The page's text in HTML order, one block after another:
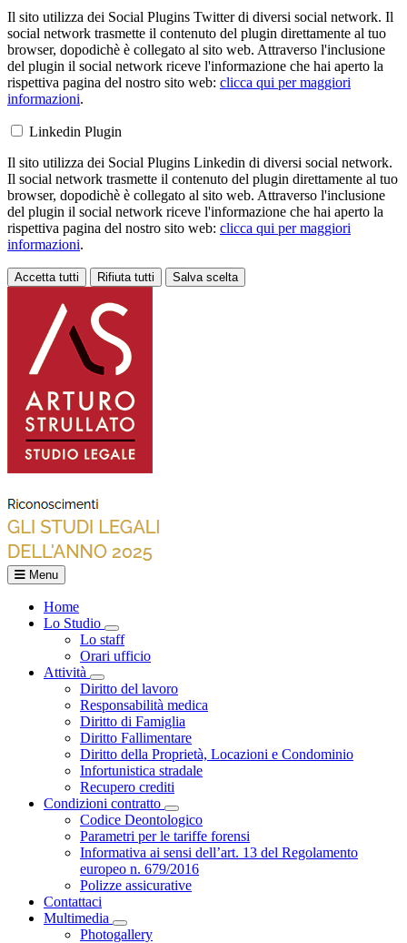
Il sito utilizza dei Social Plugins Twitter di diversi social network. Il
social network trasmette il contenuto del plugin direttamente al tuo
browser, dopodichè è collegato al sito web. Attraverso l'inclusione
del plugin il social network riceve l'informazione che hai aperto la
rispettiva pagina del nostro sito web: clicca qui per maggiori
informazioni.
Linkedin Plugin
Il sito utilizza dei Social Plugins Linkedin di diversi social network.
Il social network trasmette il contenuto del plugin direttamente al tuo
browser, dopodichè è collegato al sito web. Attraverso l'inclusione
del plugin il social network riceve l'informazione che hai aperto la
rispettiva pagina del nostro sito web: clicca qui per maggiori
informazioni.
Accetta tutti Rifiuta tutti Salva scelta
Menu
Home
Lo Studio
Toggle Dropdown
Lo staff
Orari ufficio
Attività
Toggle Dropdown
Diritto del lavoro
Responsabilità medica
Diritto di Famiglia
Diritto Fallimentare
Diritto della Proprietà, Locazioni e Condominio
Infortunistica stradale
Recupero crediti
Condizioni contratto
Toggle Dropdown
Codice Deontologico
Parametri per le tariffe forensi
Informativa ai sensi dell’art. 13 del Regolamento
europeo n. 679/2016
Polizze assicurative
Contattaci
Multimedia
Toggle Dropdown
Photogallery